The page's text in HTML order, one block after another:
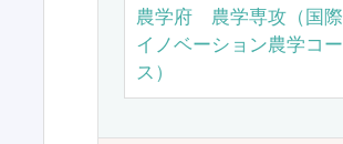
農学府 農学専攻（国際
イノベーション農学コー
ス）